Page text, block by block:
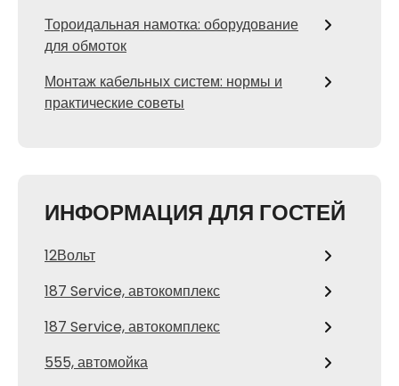
Тороидальная намотка: оборудование
для обмоток
Монтаж кабельных систем: нормы и
практические советы
ИНФОРМАЦИЯ ДЛЯ ГОСТЕЙ
12Вольт
187 Service, автокомплекс
187 Service, автокомплекс
555, автомойка